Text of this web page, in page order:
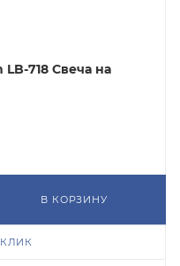
718 Свеча на
В КОРЗИНУ
КЛИК